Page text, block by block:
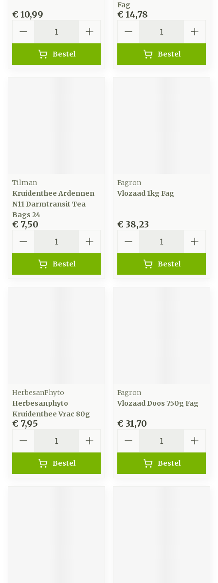
€ 10,99
Bestel
Fag
€ 14,78
Bestel
Tilman
Kruidenthee Ardennen
N11 Darmtransit Tea
Bags 24
€ 7,50
Bestel
Fagron
Vlozaad 1kg Fag
€ 38,23
Bestel
HerbesanPhyto
Herbesanphyto
Kruidenthee Vrac 80g
€ 7,95
Bestel
Fagron
Vlozaad Doos 750g Fag
€ 31,70
Bestel